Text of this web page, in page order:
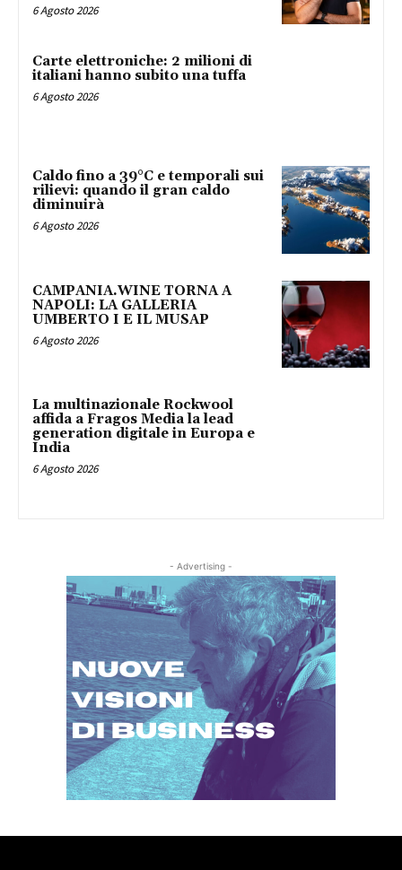
6 Agosto 2026
Carte elettroniche: 2 milioni di
italiani hanno subito una tuffa
6 Agosto 2026
Caldo fino a 39°C e temporali sui
rilievi: quando il gran caldo
diminuirà
6 Agosto 2026
CAMPANIA.WINE TORNA A
NAPOLI: LA GALLERIA
UMBERTO I E IL MUSAP
6 Agosto 2026
La multinazionale Rockwool
affida a Fragos Media la lead
generation digitale in Europa e
India
6 Agosto 2026
- Advertising -